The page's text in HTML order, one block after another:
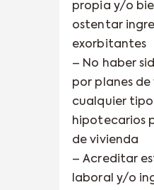
propia y/o
ostentar
exorbitantes
– No haber
por planes
cualquier
hipotecarios
de vivienda
– Acreditar
laboral y/o